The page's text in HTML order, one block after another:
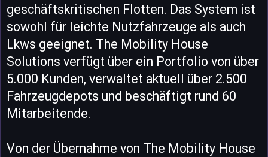
geschäftskritischen Flotten. Das System ist
sowohl für leichte Nutzfahrzeuge als auch
Lkws geeignet. The Mobility House
Solutions verfügt über ein Portfolio von über
5.000 Kunden, verwaltet aktuell über 2.500
Fahrzeugdepots und beschäftigt rund 60
Mitarbeitende.
Von der Übernahme von The Mobility House